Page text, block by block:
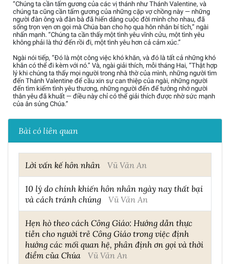
“Chúng ta cần tấm gương của các vị thánh như Thánh Valentine, và
chúng ta cũng cần tấm gương của những cặp vợ chồng này — những
người đàn ông và đàn bà đã hiến dâng cuộc đời mình cho nhau, đã
sống trọn vẹn ơn gọi mà Chúa ban cho họ qua hôn nhân bí tích,” ngài
nhấn mạnh. “Chúng ta cần thấy một tình yêu vĩnh cửu, một tình yêu
không phải là thứ đến rồi đi, một tình yêu hơn cả cảm xúc.”
Ngài nói tiếp, “Đó là một công việc khó khăn, và đó là tất cả những khó
khăn có thể đi kèm với nó.” Và, ngài giải thích, mỗi tháng Hai, “Thật hợp
lý khi chúng ta thấy mọi người trong nhà thờ của mình, những người tìm
đến Thánh Valentine để cầu xin sự can thiệp của ngài, những người
đến tìm kiếm tình yêu thương, những người đến để tưởng nhớ người
thân yêu đã khuất — điều này chỉ có thể giải thích được nhờ sức mạnh
của ân sủng Chúa.”
Bài có liên quan
Lời vấn kế hôn nhân Vũ Văn An
10 lý do chính khiến hôn nhân ngày nay thất bại
và cách tránh chúng
Vũ Văn An
Hẹn hò theo cách Công Giáo: Hướng dẫn thực
tiễn cho người trẻ Công Giáo trong việc định
hướng các mối quan hệ, phân định ơn gọi và thời
điểm của Chúa
Vũ Văn An